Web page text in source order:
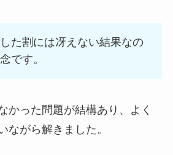
た割には冴えない結果なの
です。
かった問題が結構あり、よく
ながら解きました。